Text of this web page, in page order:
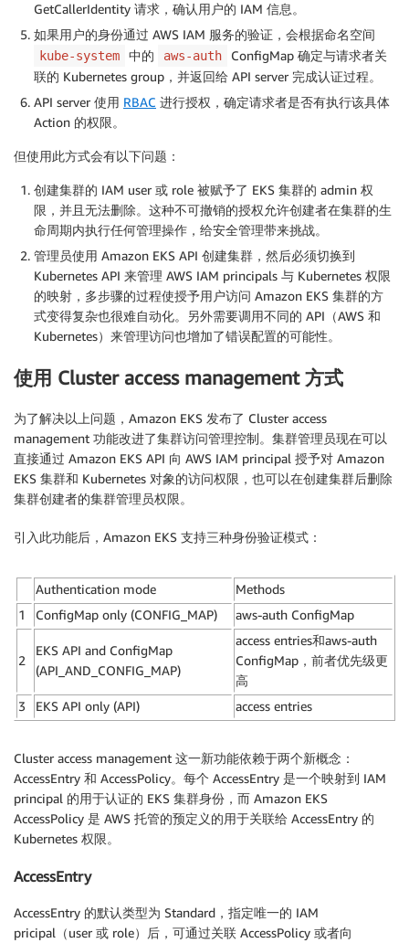
GetCallerIdentity 请求，确认用户的 IAM 信息。
如果用户的身份通过 AWS IAM 服务的验证，会根据命名空间
kube-system 中的 aws-auth
ConfigMap 确定与请求者关
联的 Kubernetes group，并返回给 API server 完成认证过程。
API server 使用 RBAC 进行授权，确定请求者是否有执行该具体
Action 的权限。
但使用此方式会有以下问题：
创建集群的 IAM user 或 role 被赋予了 EKS 集群的 admin 权
限，并且无法删除。这种不可撤销的授权允许创建者在集群的生
命周期内执行任何管理操作，给安全管理带来挑战。
管理员使用 Amazon EKS API 创建集群，然后必须切换到
Kubernetes API 来管理 AWS IAM principals 与 Kubernetes 权限
的映射，多步骤的过程使授予用户访问 Amazon EKS 集群的方
式变得复杂也很难自动化。另外需要调用不同的 API（AWS 和
Kubernetes）来管理访问也增加了错误配置的可能性。
使用 Cluster access management 方式
为了解决以上问题，Amazon EKS 发布了 Cluster access
management 功能改进了集群访问管理控制。集群管理员现在可以
直接通过 Amazon EKS API 向 AWS IAM principal 授予对 Amazon
EKS 集群和 Kubernetes 对象的访问权限，也可以在创建集群后删除
集群创建者的集群管理员权限。
引入此功能后，Amazon EKS 支持三种身份验证模式：
Authentication mode
Methods
1
ConfigMap only (CONFIG_MAP) aws-auth ConfigMap
2
EKS API and ConfigMap
(API_AND_CONFIG_MAP)
access entries和aws-auth
ConfigMap，前者优先级更
高
3
EKS API only (API) access entries
Cluster access management 这一新功能依赖于两个新概念：
AccessEntry 和 AccessPolicy。每个 AccessEntry 是一个映射到 IAM
principal 的用于认证的 EKS 集群身份，而 Amazon EKS
AccessPolicy 是 AWS 托管的预定义的用于关联给 AccessEntry 的
Kubernetes 权限。
AccessEntry
AccessEntry 的默认类型为 Standard，指定唯一的 IAM
pricipal（user 或 role）后，可通过关联 AccessPolicy 或者向